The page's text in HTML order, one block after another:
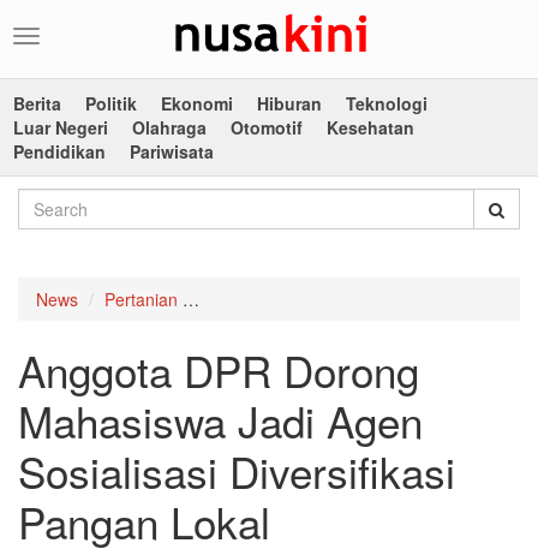
Toggle
Berita
Politik Ekonomi Hiburan
Teknologi
Luar Negeri
Olahraga Otomotif
Kesehatan
Pendidikan
Pariwisata
News Pertanian
Anggota DPR Dorong
Mahasiswa Jadi Agen
Sosialisasi Diversifikasi
Pangan Lokal